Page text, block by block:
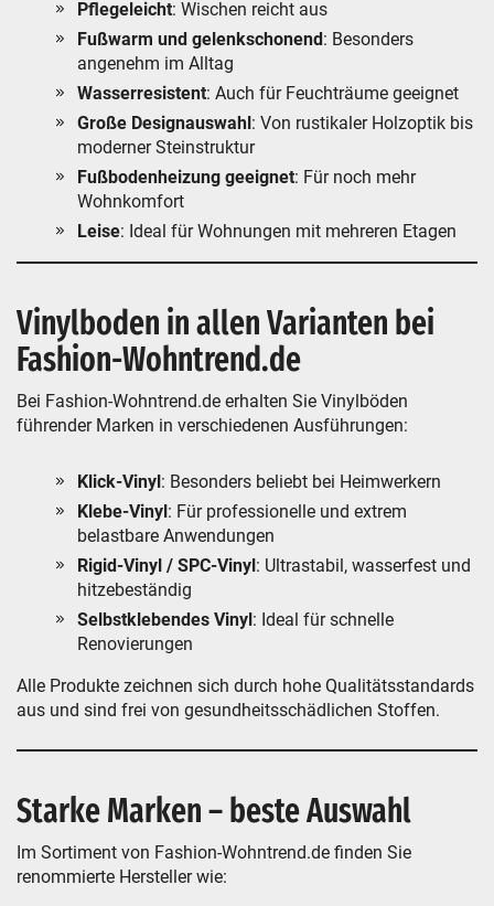
Pflegeleicht: Wischen reicht aus
Fußwarm und gelenkschonend: Besonders
angenehm im Alltag
Wasserresistent: Auch für Feuchträume geeignet
Große Designauswahl: Von rustikaler Holzoptik bis
moderner Steinstruktur
Fußbodenheizung geeignet: Für noch mehr
Wohnkomfort
Leise: Ideal für Wohnungen mit mehreren Etagen
Vinylboden in allen Varianten bei
Fashion-Wohntrend.de
Bei Fashion-Wohntrend.de erhalten Sie Vinylböden
führender Marken in verschiedenen Ausführungen:
Klick-Vinyl: Besonders beliebt bei Heimwerkern
Klebe-Vinyl: Für professionelle und extrem
belastbare Anwendungen
Rigid-Vinyl / SPC-Vinyl: Ultrastabil, wasserfest und
hitzebeständig
Selbstklebendes Vinyl: Ideal für schnelle
Renovierungen
Alle Produkte zeichnen sich durch hohe Qualitätsstandards
aus und sind frei von gesundheitsschädlichen Stoffen.
Starke Marken – beste Auswahl
Im Sortiment von Fashion-Wohntrend.de finden Sie
renommierte Hersteller wie: